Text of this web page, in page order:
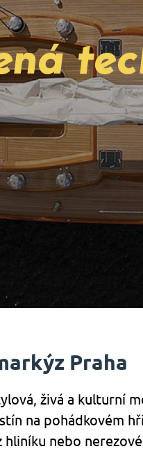
Praha
živá a kulturní
na pohádkovém
nebo